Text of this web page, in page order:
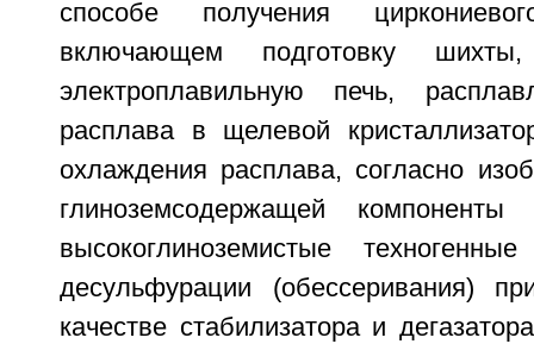
способе получения
включающем подготовку
электроплавильную печь,
расплава в щелевой
охлаждения расплава, согласно
глиноземсодержащей
высокоглиноземистые
десульфурации (обессеривания)
качестве стабилизатора и